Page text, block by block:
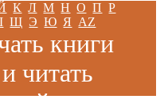
К Л М Н О П Р
Щ Э Ю Я AZ
книги
читать